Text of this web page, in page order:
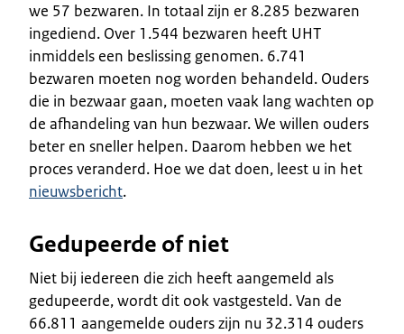
we 57 bezwaren. In totaal zijn er 8.285 bezwaren
ingediend. Over 1.544 bezwaren heeft UHT
inmiddels een beslissing genomen. 6.741
bezwaren moeten nog worden behandeld. Ouders
die in bezwaar gaan, moeten vaak lang wachten op
de afhandeling van hun bezwaar. We willen ouders
beter en sneller helpen. Daarom hebben we het
proces veranderd. Hoe we dat doen, leest u in het
nieuwsbericht.
Gedupeerde of niet
Niet bij iedereen die zich heeft aangemeld als
gedupeerde, wordt dit ook vastgesteld. Van de
66.811 aangemelde ouders zijn nu 32.314 ouders